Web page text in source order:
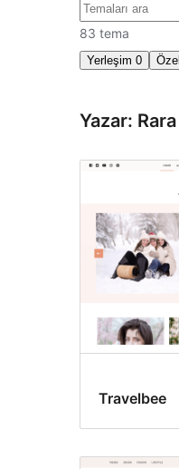
Ara
83 tema
Yerleşim 0
Yazar:
Travelbee